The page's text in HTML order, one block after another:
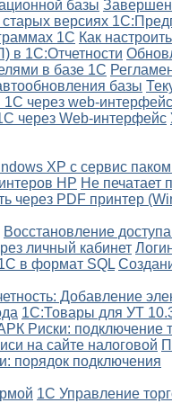
базы
старых версиях
1С Как
в 1С:Отчетности
в базе 1С
базы
1С через web-
через Web-интерфейс
XP с сервис
HP Не печатает
через PDF принтер
Восстановление
личный кабинет
в формат SQL
Добавление
1С:Товары для УТ
Риски: подключение
на сайте налоговой
порядок подключения
1С Управление